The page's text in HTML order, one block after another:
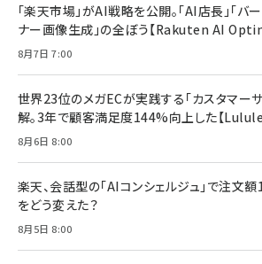
マーケティングの真実 P&G
￥2,200
￥1,870
￥1,980
フィードバック経営 「沈黙の
Amazonランキングをも
「楽天市場」がAI戦略を公開。「AI店長」「バ
ナー画像生成」の全ぼう【Rakuten AI
8月7日 7:00
世界23位のメガECが実践する「カスタマー
解。3年で顧客満足度144%向上した【
8月6日 8:00
楽天、会話型の「AIコンシェルジュ」で注文
をどう変えた？
8月5日 8:00